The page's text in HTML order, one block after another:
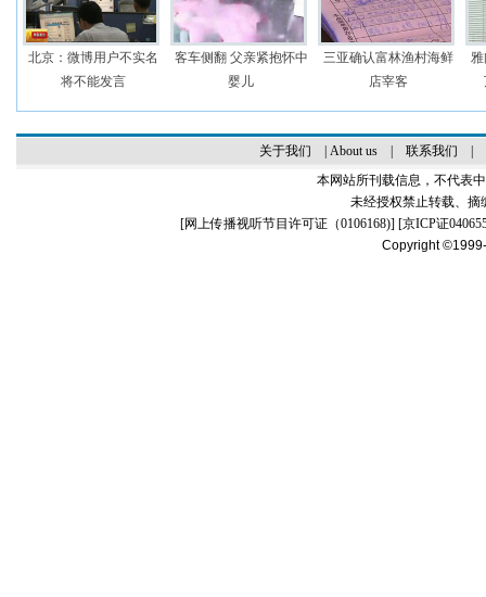
北京：微博用户不实名
将不能发言
客车侧翻 父亲紧抱怀中
婴儿
三亚确认富林渔村海鲜
店宰客
雅
关于我们 About us| 联系我们
本网站所刊载信息，不代表
未经授权禁止转载、摘
[网上传播视听节目许可证（0106168)] [京ICP证
Copyright